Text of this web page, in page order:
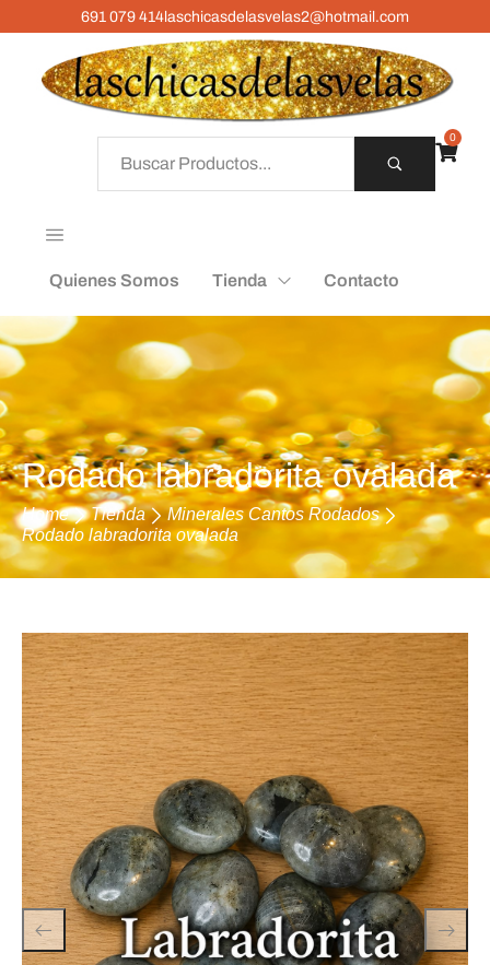
691 079 414laschicasdelasvelas2@hotmail.com
Quienes Somos Tienda Contacto
0
Rodado labradorita ovalada
Home Tienda
Minerales Cantos Rodados
Rodado labradorita ovalada